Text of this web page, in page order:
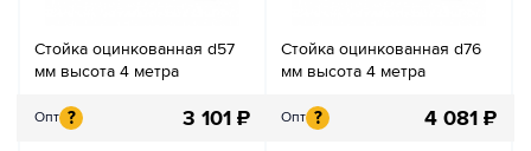
Стойка оцинкованная d57
мм высота 4 метра
Опт ? 3 101 ₽
Стойка оцинкованная d76
мм высота 4 метра
Опт ? 4 081 ₽